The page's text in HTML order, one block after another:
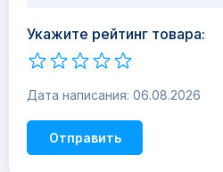
Укажите рейтинг товара:
Дата написания: 06.08.2026
Отправить